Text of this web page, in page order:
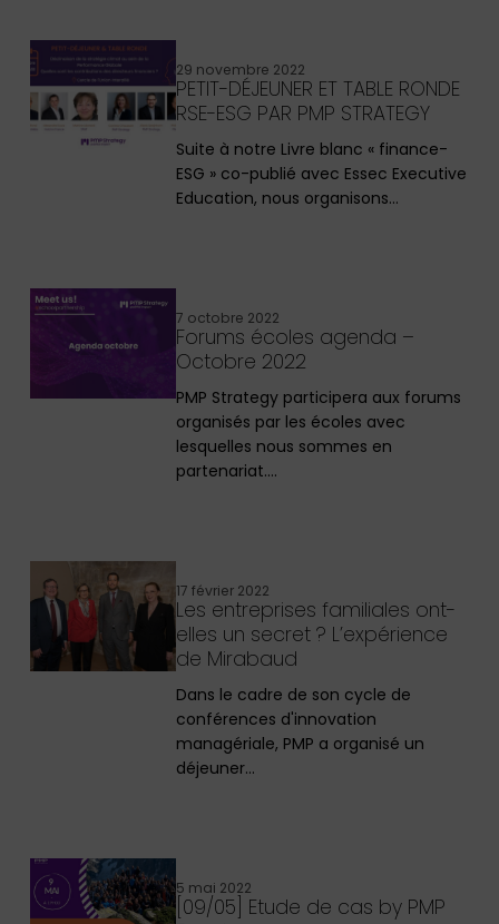
29 novembre 2022
PETIT-DÉJEUNER ET TABLE RONDE
RSE-ESG PAR PMP STRATEGY
Suite à notre Livre blanc « finance-
ESG » co-publié avec Essec Executive
Education, nous organisons…
7 octobre 2022
Forums écoles agenda –
Octobre 2022
PMP Strategy participera aux forums
organisés par les écoles avec
lesquelles nous sommes en
partenariat.…
17 février 2022
Les entreprises familiales ont-
elles un secret ? L’expérience
de Mirabaud
Dans le cadre de son cycle de
conférences d'innovation
managériale, PMP a organisé un
déjeuner…
5 mai 2022
[09/05] Etude de cas by PMP